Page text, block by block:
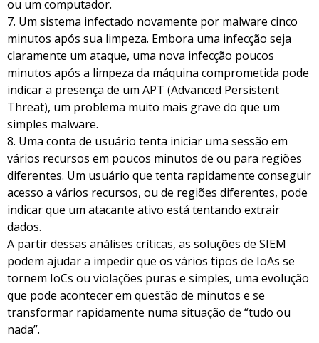
ou um computador.
7. Um sistema infectado novamente por malware cinco
minutos após sua limpeza. Embora uma infecção seja
claramente um ataque, uma nova infecção poucos
minutos após a limpeza da máquina comprometida pode
indicar a presença de um APT (Advanced Persistent
Threat), um problema muito mais grave do que um
simples malware.
8. Uma conta de usuário tenta iniciar uma sessão em
vários recursos em poucos minutos de ou para regiões
diferentes. Um usuário que tenta rapidamente conseguir
acesso a vários recursos, ou de regiões diferentes, pode
indicar que um atacante ativo está tentando extrair
dados.
A partir dessas análises críticas, as soluções de SIEM
podem ajudar a impedir que os vários tipos de IoAs se
tornem IoCs ou violações puras e simples, uma evolução
que pode acontecer em questão de minutos e se
transformar rapidamente numa situação de “tudo ou
nada”.